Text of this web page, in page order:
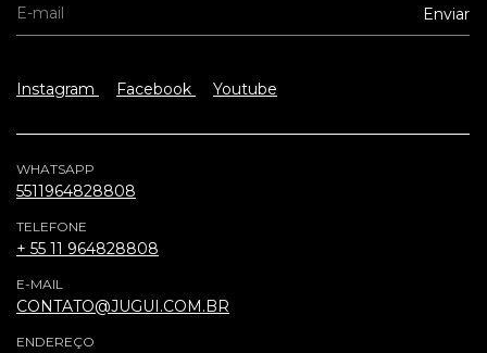
Instagram Facebook Youtube
WHATSAPP
5511964828808
TELEFONE
+ 55 11 964828808
E-MAIL
CONTATO@JUGUI.COM.BR
ENDEREÇO